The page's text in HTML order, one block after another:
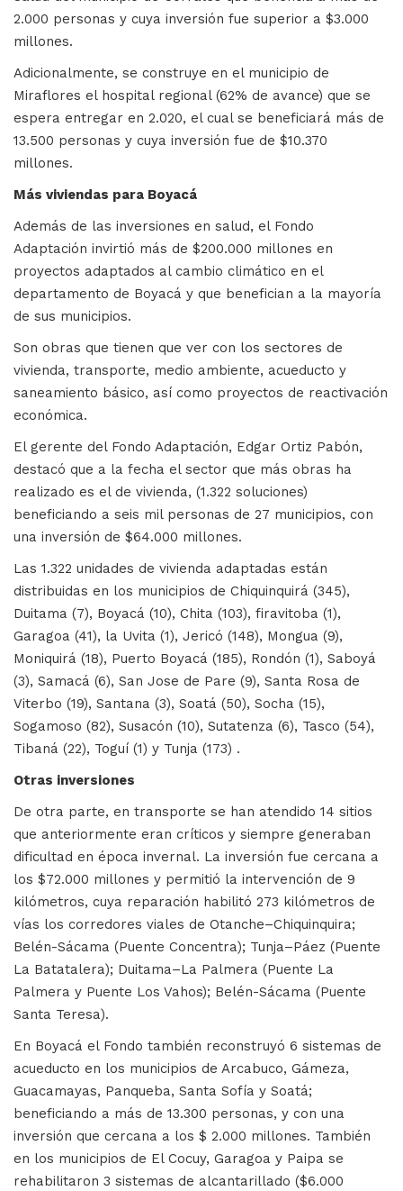
2.000 personas y cuya inversión fue superior a $3.000
millones.
Adicionalmente, se construye en el municipio de
Miraflores el hospital regional (62% de avance) que se
espera entregar en 2.020, el cual se beneficiará más de
13.500 personas y cuya inversión fue de $10.370
millones.
Más viviendas para Boyacá
Además de las inversiones en salud, el Fondo
Adaptación invirtió más de $200.000 millones en
proyectos adaptados al cambio climático en el
departamento de Boyacá y que benefician a la mayoría
de sus municipios.
Son obras que tienen que ver con los sectores de
vivienda, transporte, medio ambiente, acueducto y
saneamiento básico, así como proyectos de reactivación
económica.
El gerente del Fondo Adaptación, Edgar Ortiz Pabón,
destacó que a la fecha el sector que más obras ha
realizado es el de vivienda, (1.322 soluciones)
beneficiando a seis mil personas de 27 municipios, con
una inversión de $64.000 millones.
Las 1.322 unidades de vivienda adaptadas están
distribuidas en los municipios de Chiquinquirá (345),
Duitama (7), Boyacá (10), Chita (103), firavitoba (1),
Garagoa (41), la Uvita (1), Jericó (148), Mongua (9),
Moniquirá (18), Puerto Boyacá (185), Rondón (1), Saboyá
(3), Samacá (6), San Jose de Pare (9), Santa Rosa de
Viterbo (19), Santana (3), Soatá (50), Socha (15),
Sogamoso (82), Susacón (10), Sutatenza (6), Tasco (54),
Tibaná (22), Toguí (1) y Tunja (173) .
Otras inversiones
De otra parte, en transporte se han atendido 14 sitios
que anteriormente eran críticos y siempre generaban
dificultad en época invernal. La inversión fue cercana a
los $72.000 millones y permitió la intervención de 9
kilómetros, cuya reparación habilitó 273 kilómetros de
vías los corredores viales de Otanche–Chiquinquira;
Belén-Sácama (Puente Concentra); Tunja–Páez (Puente
La Batatalera); Duitama–La Palmera (Puente La
Palmera y Puente Los Vahos); Belén-Sácama (Puente
Santa Teresa).
En Boyacá el Fondo también reconstruyó 6 sistemas de
acueducto en los municipios de Arcabuco, Gámeza,
Guacamayas, Panqueba, Santa Sofía y Soatá;
beneficiando a más de 13.300 personas, y con una
inversión que cercana a los $ 2.000 millones. También
en los municipios de El Cocuy, Garagoa y Paipa se
rehabilitaron 3 sistemas de alcantarillado ($6.000